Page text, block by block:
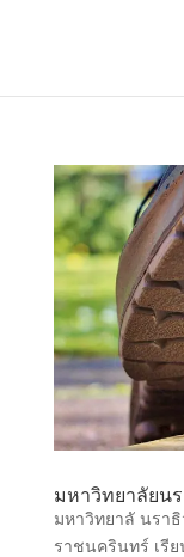
มหาวิทยาลัยน
มหาวิทยาลั นรา
ราชนครินทร์ เรี